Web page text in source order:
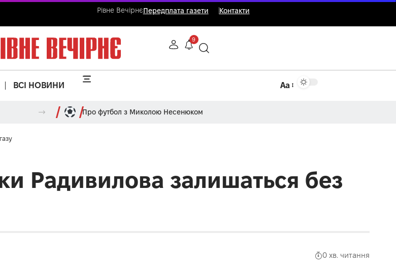
Рівне ВечірнєПередплата газети Контакти
9
ВСІ НОВИНИ Аа
Про футбол з Миколою Несенюком
Радивилова залишаться без
0 хв. читання